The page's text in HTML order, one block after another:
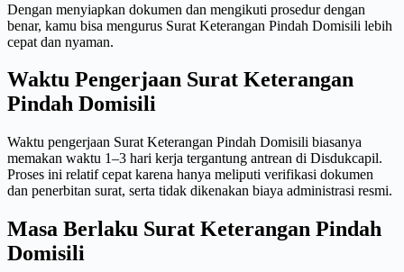
Dengan menyiapkan dokumen dan mengikuti prosedur dengan
benar, kamu bisa mengurus Surat Keterangan Pindah Domisili lebih
cepat dan nyaman.
Waktu Pengerjaan Surat Keterangan
Pindah Domisili
Waktu pengerjaan Surat Keterangan Pindah Domisili biasanya
memakan waktu 1–3 hari kerja tergantung antrean di Disdukcapil.
Proses ini relatif cepat karena hanya meliputi verifikasi dokumen
dan penerbitan surat, serta tidak dikenakan biaya administrasi resmi.
Masa Berlaku Surat Keterangan Pindah
Domisili